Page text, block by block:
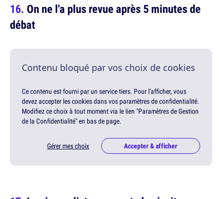
On ne l'a plus revue après 5 minutes de
débat
Contenu bloqué par vos choix de cookies
Ce contenu est fourni par un service tiers. Pour l'afficher, vous
devez accepter les cookies dans vos paramètres de confidentialité.
Modifiez ce choix à tout moment via le lien "Paramètres de Gestion
de la Confidentialité" en bas de page.
Gérer mes choix Accepter & afficher